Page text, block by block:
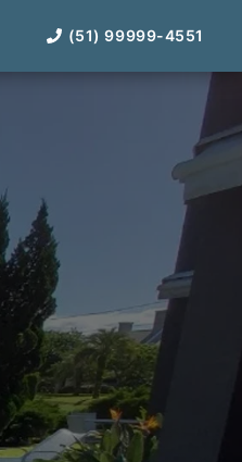
(51) 99999-4551